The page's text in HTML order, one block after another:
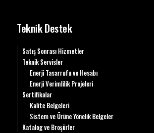
Teknik Destek
Satış Sonrası Hizmetler
Teknik Servisler
Enerji Tasarrufu ve Hesabı
Enerji Verimlilik Projeleri
Sertifikalar
Kalite Belgeleri
Sistem ve Ürüne Yönelik Belgeler
Katalog ve Broşürler